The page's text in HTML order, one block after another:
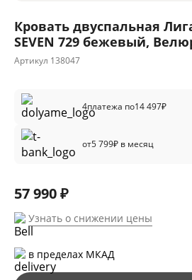
Кровать двуспальная
SEVEN 729 бежевый,
Артикул 138047
4платежа по14 497₽
от5 799₽ в месяц
57 990 ₽
Узнать о снижении цены
в пределах МКАД